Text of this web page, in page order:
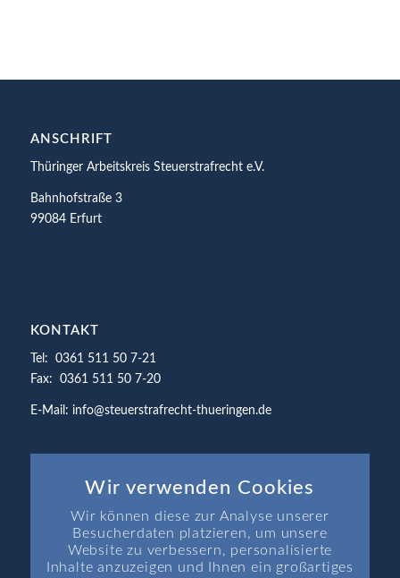
ANSCHRIFT
Thüringer Arbeitskreis Steuerstrafrecht e.V.
Bahnhofstraße 3
99084 Erfurt
KONTAKT
Tel: 0361 511 50 7-21
Fax: 0361 511 50 7-20
E-Mail: info@steuerstrafrecht-thueringen.de
SEITEN
Startseite
Aktuelle Themen
Wir verwenden Cookies
Wir können diese zur Analyse unserer
Besucherdaten platzieren, um unsere
Website zu verbessern, personalisierte
Inhalte anzuzeigen und Ihnen ein großartiges